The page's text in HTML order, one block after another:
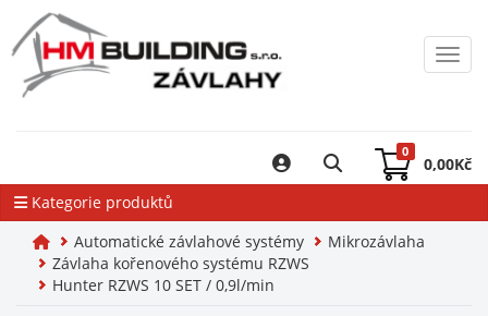
0
0,00Kč
Kategorie produktů
Automatické závlahové systémy
Mikrozávlaha
Závlaha kořenového systému RZWS
Hunter RZWS 10 SET / 0,9l/min